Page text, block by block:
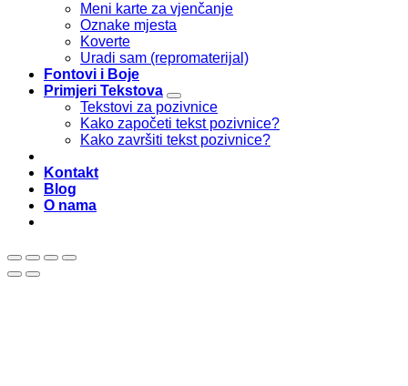
Meni karte za vjenčanje
Oznake mjesta
Koverte
Uradi sam (repromaterijal)
Fontovi i Boje
Primjeri Tekstova
Tekstovi za pozivnice
Kako započeti tekst pozivnice?
Kako završiti tekst pozivnice?
Kontakt
Blog
O nama